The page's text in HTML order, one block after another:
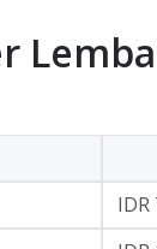
IDR